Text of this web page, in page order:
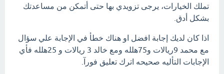
تملك الخيارات، يرجى تزويدي بها حتى أتمكن من مساعدتك
بشكل أدق.
اذا كان لديك إجابة افضل او هناك خطأ في الإجابة علي سؤال
مع محمد 9ريالات و75هلله ومع خالد 3 ريالات و 25هلله فأي
الإجابات التأليه صحيحه اترك تعليق فورآ.